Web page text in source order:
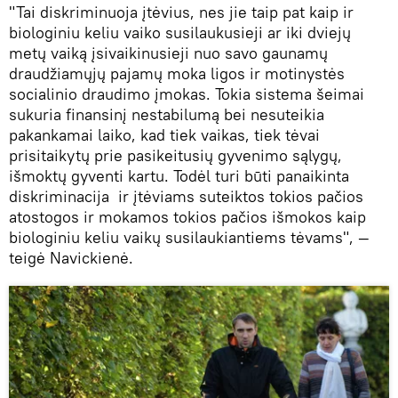
"Tai diskriminuoja įtėvius, nes jie taip pat kaip ir
biologiniu keliu vaiko susilaukusieji ar iki dviejų
metų vaiką įsivaikinusieji nuo savo gaunamų
draudžiamųjų pajamų moka ligos ir motinystės
socialinio draudimo įmokas. Tokia sistema šeimai
sukuria finansinį nestabilumą bei nesuteikia
pakankamai laiko, kad tiek vaikas, tiek tėvai
prisitaikytų prie pasikeitusių gyvenimo sąlygų,
išmoktų gyventi kartu. Todėl turi būti panaikinta
diskriminacija ir įtėviams suteiktos tokios pačios
atostogos ir mokamos tokios pačios išmokos kaip
biologiniu keliu vaikų susilaukiantiems tėvams", —
teigė Navickienė.